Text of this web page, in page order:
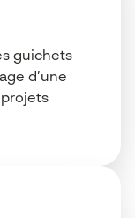
guichets
d’une